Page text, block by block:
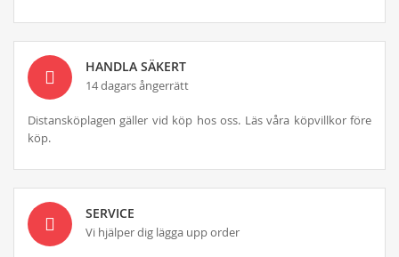
HANDLA SÄKERT
14 dagars ångerrätt
Distansköplagen gäller vid köp hos oss. Läs våra köpvillkor före
köp.
SERVICE
Vi hjälper dig lägga upp order